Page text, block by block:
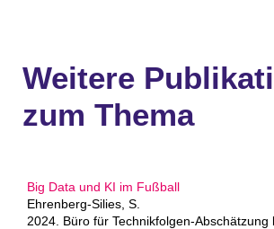
Weitere
zum Thema
Big Data und KI im Fußball
Ehrenberg-Silies, S.
2024. Büro für Technikfolgen-Abschätzung